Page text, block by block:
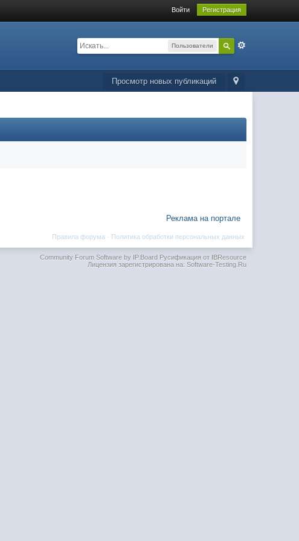
Войти Регистрация
Пользователи
Просмотр новых публикаций
Реклама на портале
Политика обработки персональных данных
Правила форума ·
Community Forum Software by IP.BoardРусификация от IBResource
Лицензия зарегистрирована на: Software-Testing.Ru